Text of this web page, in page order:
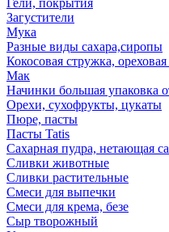
Гели, покрытия
Загустители
Мука
Разные виды сахара,сиропы
Кокосовая стружка,
Мак
Начинки большая упаковка
Орехи, сухофрукты, цукаты
Пюре, пасты
Пасты Tatis
Сахарная пудра, нетающая
Сливки животные
Сливки растительные
Смеси для выпечки
Смеси для крема, безе
Сыр творожный